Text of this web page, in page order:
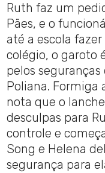
Ruth faz um
Pães, e o
até a escola
colégio, o garoto
pelos
Poliana. Formiga
nota que o
desculpas para
controle e
Song e Helena
segurança para